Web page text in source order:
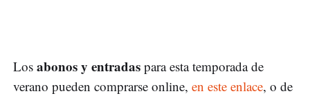
Los abonos y entradas para esta temporada de
verano pueden comprarse online, en este enlace, o de